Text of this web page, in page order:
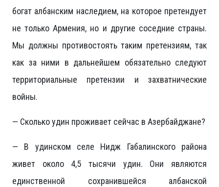
богат албанским наследием, на которое претендует
не только Армения, но и другие соседние страны.
Мы должны противостоять таким претензиям, так
как за ними в дальнейшем обязательно следуют
территориальные претензии и захватнические
войны.
— Сколько удин проживает сейчас в Азербайджане?
— В удинском селе Нидж Габалинского района
живет около 4,5 тысячи удин. Они являются
единственной сохранившейся албанской